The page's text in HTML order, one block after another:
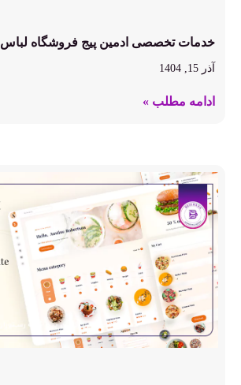
خدمات تخصصی ادمین پیج فروشگاه لباس
آذر 15, 1404
ادامه مطلب »